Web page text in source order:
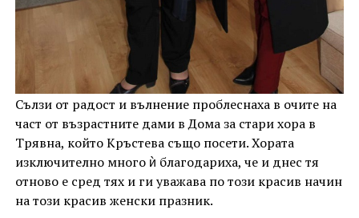
Сълзи от радост и вълнение проблеснаха в очите на
част от възрастните дами в Дома за стари хора в
Трявна, който Кръстева също посети. Хората
изключително много ѝ благодариха, че и днес тя
отново е сред тях и ги уважава по този красив начин
на този красив женски празник.